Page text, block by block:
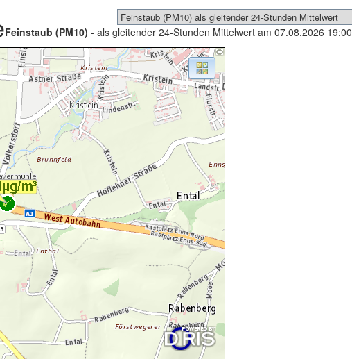
Feinstaub (PM10) - als gleitender 24-Stunden Mittelwert am 07.08.2026 19:00